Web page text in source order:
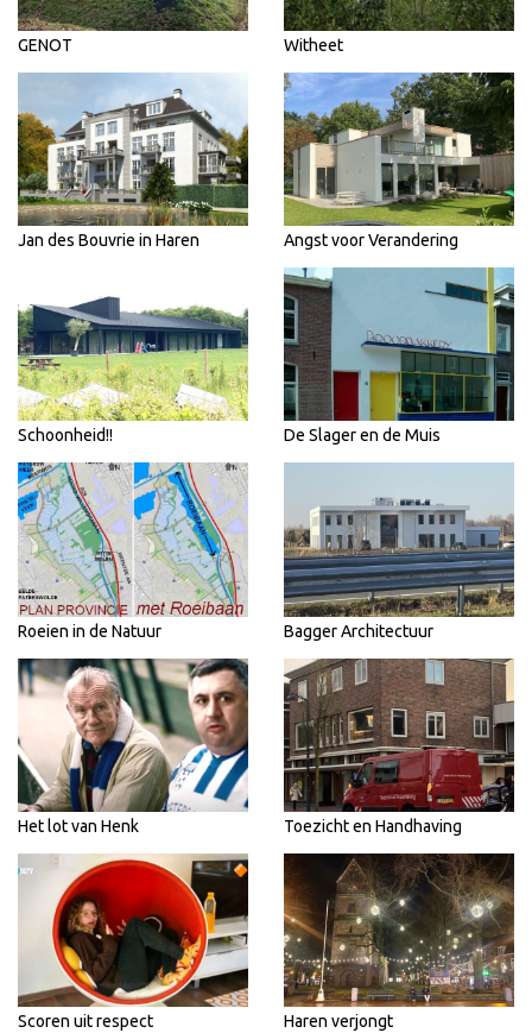
GENOT Witheet
Jan des Bouvrie in Haren Angst voor Verandering
Schoonheid!! De Slager en de Muis
Roeien in de Natuur Bagger Architectuur
Het lot van Henk Toezicht en Handhaving
Scoren uit respect Haren verjongt